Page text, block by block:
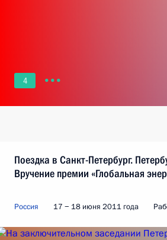
4
Поездка в Санкт-Петербург.
Вручение премии «Глобальная
Россия 17 − 18 июня 2011 года